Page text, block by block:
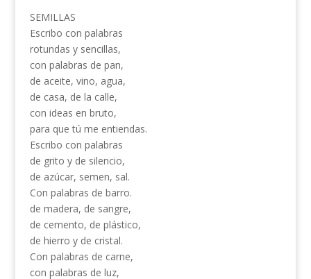
SEMILLAS
Escribo con palabras
rotundas y sencillas,
con palabras de pan,
de aceite, vino, agua,
de casa, de la calle,
con ideas en bruto,
para que tú me entiendas.
Escribo con palabras
de grito y de silencio,
de azúcar, semen, sal.
Con palabras de barro.
de madera, de sangre,
de cemento, de plástico,
de hierro y de cristal.
Con palabras de carne,
con palabras de luz,